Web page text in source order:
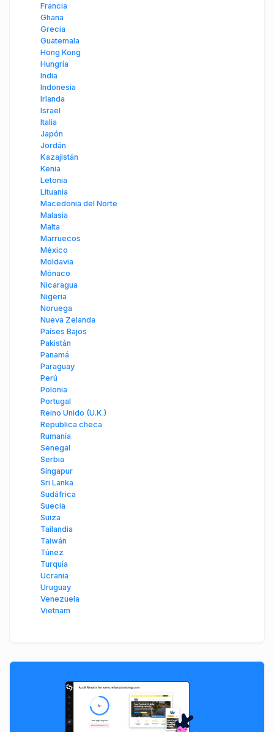
Francia
Ghana
Grecia
Guatemala
Hong Kong
Hungría
India
Indonesia
Irlanda
Israel
Italia
Japón
Jordán
Kazajistán
Kenia
Letonia
Lituania
Macedonia del Norte
Malasia
Malta
Marruecos
México
Moldavia
Mónaco
Nicaragua
Nigeria
Noruega
Nueva Zelanda
Países Bajos
Pakistán
Panamá
Paraguay
Perú
Polonia
Portugal
Reino Unido (U.K.)
Republica checa
Rumanía
Senegal
Serbia
Singapur
Sri Lanka
Sudáfrica
Suecia
Suiza
Tailandia
Taiwán
Túnez
Turquía
Ucrania
Uruguay
Venezuela
Vietnam